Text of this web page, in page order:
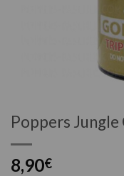
Poppers
8,90€